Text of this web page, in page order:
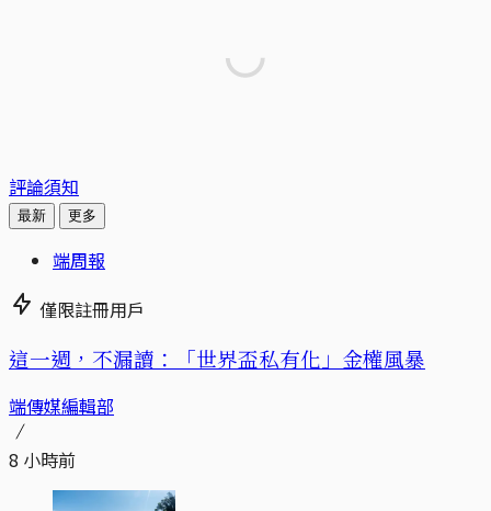
評論須知
最新 更多
端周報
僅限註冊用戶
這一週，不漏讀：「世界盃私有化」金權風暴
端傳媒編輯部
8 小時前